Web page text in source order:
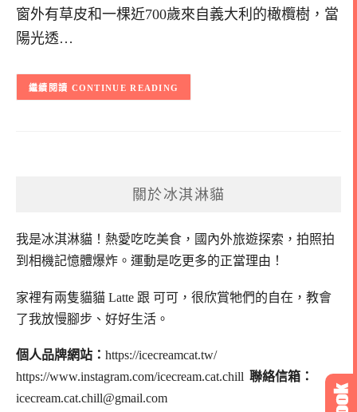
窗外有草皮和一棵近700歲來自義大利的橄欖樹，當
陽光透…
CONTINUE READING
關於冰淇淋貓
我是冰淇淋貓！ 熱愛吃吃美食，國內外旅遊探索，拍照拍
到相機記憶體爆炸。 運動是吃更多的正當理由！
家裡有兩隻貓貓 Latte 跟 可可， 很欣賞牠們的自在，教會
了我放慢腳步、好好生活。
個人品牌網站： https://icecreamcat.tw/
https://www.instagram.com/icecream.cat.chill 聯絡信箱：
icecream.cat.chill@gmail.com